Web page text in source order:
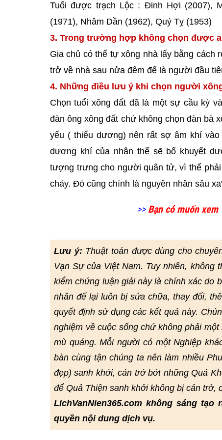
Tuổi được trạch Lộc : Đinh Hợi (2007),
(1971), Nhâm Dần (1962), Quý Tỵ (1953)
3. Trong trường hợp không chọn được
Gia chủ có thể tự xông nhà lấy bằng cách
trở về nhà sau nửa đêm để là người đầu
4. Những điều lưu ý khi chọn người
Chọn tuổi xông đất đã là một sự cầu kỳ
đàn ông xông đất chứ không chọn đàn bà
yếu ( thiếu dương) nên rất sợ âm khí
dương khí của nhân thế sẽ bổ khuyết
tượng trưng cho người quân tử, vì thế
chảy. Đó cũng chính là nguyên nhân sâu
>> Bạn có muốn xem
Lưu ý: Thuật toán được dùng cho
Vạn Sự của Việt Nam. Tuy nhiên, không
kiểm chứng luận giải này là chính xác do
nhân để lại luôn bị sửa chữa, thay đổi,
quyết định sử dụng các kết quả này.
nghiệm về cuộc sống chứ không phải
mù quáng. Mỗi người có một Nghiệp
bàn cùng tận chúng ta nên làm nhiều
đẹp) sanh khởi, cản trở bớt những Quả
để Quả Thiện sanh khởi không bị cản trở,
LichVanNien365.com không sáng
quyền nội dung dịch vụ.